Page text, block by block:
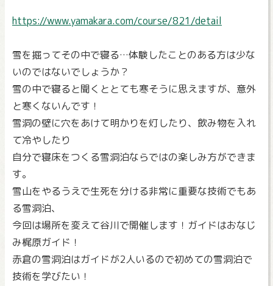
https://www.yamakara.com/course/821/detail
雪を掘ってその中で寝る…体験したことのある方は少な
いのではないでしょうか？
雪の中で寝ると聞くととても寒そうに思えますが、意外
と寒くないんです！
雪洞の壁に穴をあけて明かりを灯したり、飲み物を入れ
て冷やしたり
自分で寝床をつくる雪洞泊ならではの楽しみ方ができま
す。
雪山をやるうえで生死を分ける非常に重要な技術でもあ
る雪洞泊、
今回は場所を変えて谷川で開催します！ガイドはおなじ
み梶原ガイド！
赤倉の雪洞泊はガイドが2人いるので初めての雪洞泊で
技術を学びたい！